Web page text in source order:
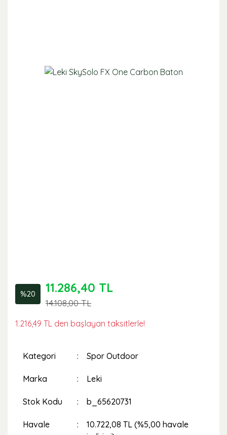
%20 11.286,40 TL
14.108,00 TL
1.216,49 TL den başlayan taksitlerle!
Kategori Spor Outdoor
Marka Leki
Stok Kodu b_65620731
Havale
10.722,08 TL (%5,00 havale